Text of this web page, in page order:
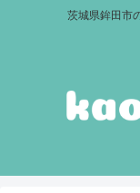
茨城県鉾田市